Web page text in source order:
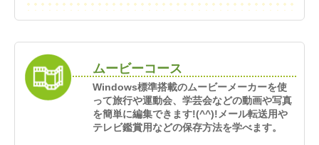
ムービーコース
Windows標準搭載のムービーメーカーを使
って旅行や運動会、学芸会などの動画や写真
を簡単に編集できます!(^^)!メール転送用や
テレビ鑑賞用などの保存方法を学べます。